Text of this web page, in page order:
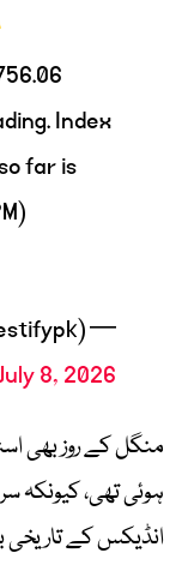
Index
far is
— Investify Pakistan (@investifypk)
8, 2026
منگل کے روز بھی
ہوئی تھی، کیونکہ
انڈیکس کے تاریخی